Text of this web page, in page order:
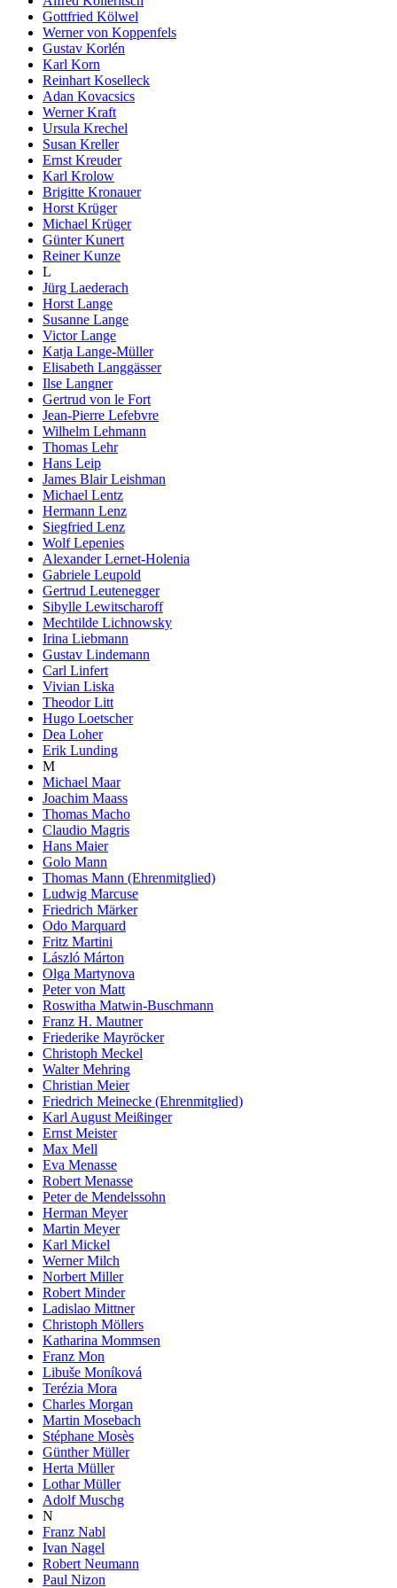
Gottfried Kölwel
Werner von Koppenfels
Gustav Korlén
Karl Korn
Reinhart Koselleck
Adan Kovacsics
Werner Kraft
Ursula Krechel
Susan Kreller
Ernst Kreuder
Karl Krolow
Brigitte Kronauer
Horst Krüger
Michael Krüger
Günter Kunert
Reiner Kunze
L
Jürg Laederach
Horst Lange
Susanne Lange
Victor Lange
Katja Lange-Müller
Elisabeth Langgässer
Ilse Langner
Gertrud von le Fort
Jean-Pierre Lefebvre
Wilhelm Lehmann
Thomas Lehr
Hans Leip
James Blair Leishman
Michael Lentz
Hermann Lenz
Siegfried Lenz
Wolf Lepenies
Alexander Lernet-Holenia
Gabriele Leupold
Gertrud Leutenegger
Sibylle Lewitscharoff
Mechtilde Lichnowsky
Irina Liebmann
Gustav Lindemann
Carl Linfert
Vivian Liska
Theodor Litt
Hugo Loetscher
Dea Loher
Erik Lunding
M
Michael Maar
Joachim Maass
Thomas Macho
Claudio Magris
Hans Maier
Golo Mann
Thomas Mann (Ehrenmitglied)
Ludwig Marcuse
Friedrich Märker
Odo Marquard
Fritz Martini
László Márton
Olga Martynova
Peter von Matt
Roswitha Matwin-Buschmann
Franz H. Mautner
Friederike Mayröcker
Christoph Meckel
Walter Mehring
Christian Meier
Friedrich Meinecke (Ehrenmitglied)
Karl August Meißinger
Ernst Meister
Max Mell
Eva Menasse
Robert Menasse
Peter de Mendelssohn
Herman Meyer
Martin Meyer
Karl Mickel
Werner Milch
Norbert Miller
Robert Minder
Ladislao Mittner
Christoph Möllers
Katharina Mommsen
Franz Mon
Libuše Moníková
Terézia Mora
Charles Morgan
Martin Mosebach
Stéphane Mosès
Günther Müller
Herta Müller
Lothar Müller
Adolf Muschg
N
Franz Nabl
Ivan Nagel
Robert Neumann
Paul Nizon